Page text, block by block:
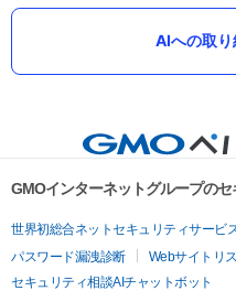
AIへの取り
GMOインターネットグループの
世界初総合ネットセキュリティサービ
パスワード漏洩診断
Webサイトリ
セキュリティ相談AIチャットボット